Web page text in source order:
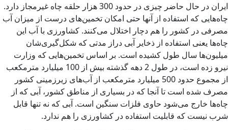
ایران در حال حاضر چیزی در حدود 300 هزار حلقه چاه غیرمجاز دارد.
چاه‌هایی که استفاده از آنها حتی امکان تخمین‌های درست از میزان آب
مصرفی در کشور را هم دچار اختلال می‌کنند. کشاورزی با آب این
چاه‌ها یعنی استفاده از ذخایر آبی دراز مدتی که شکل‌گیری‌شان
میلیون‌ها سال طول کشیده است. بر اساس تخمین‌هایی که وزارت
نیرو زده است، در طول 2 دهه گذشته بیش از 100 میلیارد مترمکعب
از مجموع حدود 500 میلیارد مترمکعب از آب‌های زیرزمینی کشور
مصرف شده است تا آنجا که در بسیاری از مناطق کشور، آبی که از
چاه‌ها خارج می‌شود حاوی فلزات سنگین است. آبی که نه تنها قابل
شرب نیست که قابلیت استفاده در کشاورزی را هم ندارد.